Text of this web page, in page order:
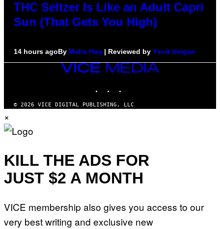
THC Seltzer Is Like an Adult Capri
Sun (That Gets You High)
14 hours agoBy Maha Haq | Reviewed by Ysolt Usigan
VICE
© 2026 VICE DIGITAL PUBLISHING, LLC
×
KILL THE ADS FOR
JUST $2 A MONTH
VICE membership also gives you access to our
very best writing and exclusive new